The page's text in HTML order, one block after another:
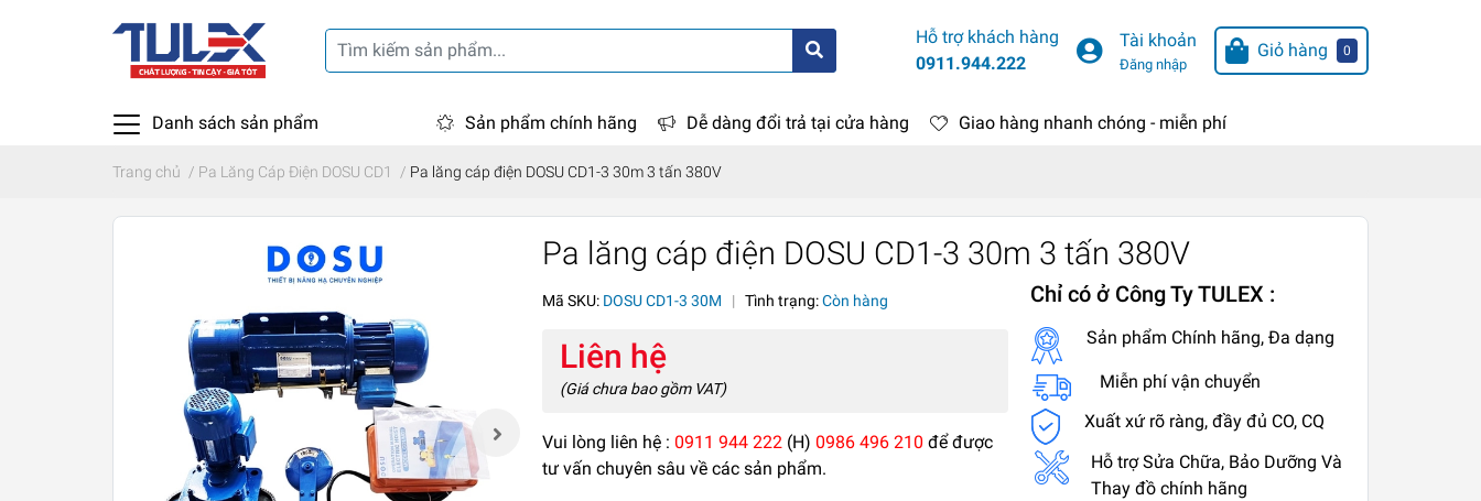
Hỗ trợ khách hàng
0911.944.222
Tài khoản
Đăng nhập
Giỏ hàng 0
Danh sách sản phẩm Sản phẩm chính hãng Dễ dàng đổi trả tại cửa hàng Giao hàng nhanh chóng - miễn phí
Trang chủ / Pa Lăng Cáp Điện DOSU CD1 / Pa lăng cáp điện DOSU CD1-3 30m 3 tấn 380V
Pa lăng cáp điện DOSU CD1-3 30m 3 tấn 380V
Mã SKU: DOSU CD1-3 30M | Tình trạng:Còn hàng
Liên hệ
(Giá chưa bao gồm VAT)
Vui lòng liên hệ :0911 944 222 (H)0986 496 210 để được
tư vấn chuyên sâu về các sản phẩm.
Chỉ có ở Công Ty TULEX :
Sản phẩm Chính hãng, Đa dạng
Miễn phí vận chuyển
Xuất xứ rõ ràng, đầy đủ CO, CQ
Hỗ trợ Sửa Chữa, Bảo Dưỡng Và
Thay đồ chính hãng